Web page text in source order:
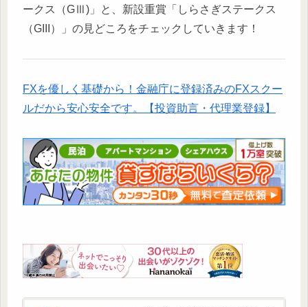
ークス（GⅢ)」と、新設重賞「しらさぎステークス
（GIII）」の見どころをチェックしていきます！
FXを優しく基礎から！金融庁に登録済みのFXスクー
ルだから安心安全です。【投資助言・代理業登録】